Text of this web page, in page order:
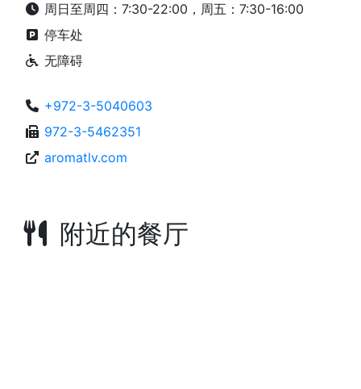
周日至周四：7:30-22:00，周五：7:30-16:00
停车处
无障碍
+972-3-5040603
972-3-5462351
aromatlv.com
附近的餐厅